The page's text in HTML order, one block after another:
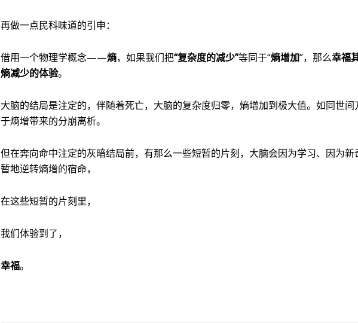
再做一点民科味道的引申：
借用一个物理学概念——熵，如果我们把“复杂度的减少”等同于“熵增加”，那么幸福
熵减少的体验。
大脑的结局是注定的，伴随着死亡，大脑的复杂度归零，熵增加到极大值。如同世
于熵增带来的分崩离析。
但在奔向命中注定的灰暗结局前，有那么一些短暂的片刻，大脑会因为学习、因为
暂地逆转熵增的宿命，
在这些短暂的片刻里，
我们体验到了，
幸福。